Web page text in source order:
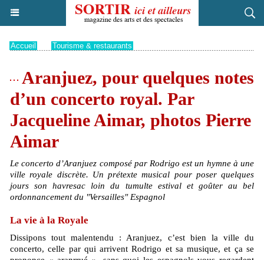
Accueil Tourisme & restaurants
Aranjuez, pour quelques notes
d’un concerto royal. Par
Jacqueline Aimar, photos Pierre
Aimar
Le concerto d’Aranjuez composé par Rodrigo est un hymne à une
ville royale discrète. Un prétexte musical pour poser quelques
jours son havresac loin du tumulte estival et goûter au bel
ordonnancement du "Versailles" Espagnol
La vie à la Royale
Dissipons tout malentendu : Aranjuez, c’est bien la ville du
concerto, celle par qui arrivent Rodrigo et sa musique, et ça se